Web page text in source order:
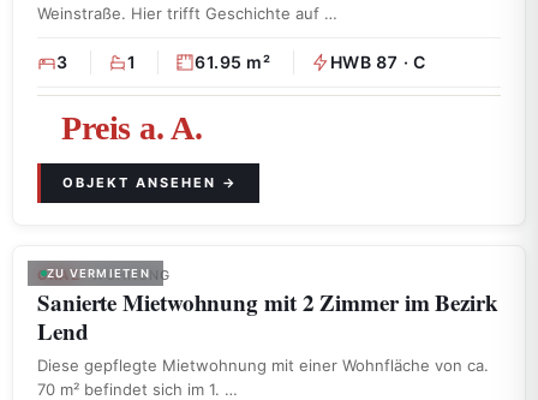
Weinstraße. Hier trifft Geschichte auf …
3 1 61.95 m² HWB 87 · C
Preis a. A.
ZU VERMIETEN
GRAZ· WOHNUNG
Sanierte Mietwohnung mit 2 Zimmer im Bezirk
Lend
Diese gepflegte Mietwohnung mit einer Wohnfläche von ca.
70 m² befindet sich im 1. …